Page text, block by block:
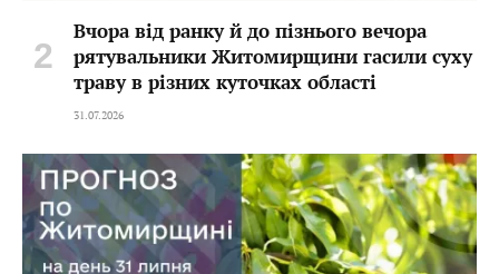
Вчора від ранку й до пізнього вечора
рятувальники Житомирщини гасили суху
траву в різних куточках області
31.07.2026